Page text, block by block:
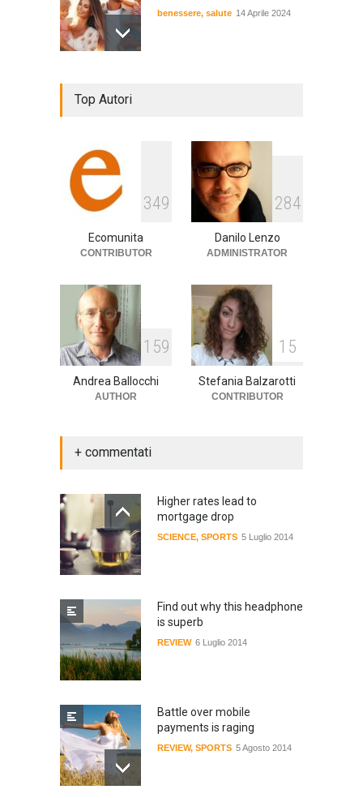
benessere, salute 14 Aprile 2024
E tu hai paura del buio?
cultura società 1 Aprile 2024
Top Autori
349
Ecomunita
CONTRIBUTOR
284
Danilo Lenzo
ADMINISTRATOR
159
Andrea Ballocchi
AUTHOR
15
Stefania Balzarotti
CONTRIBUTOR
+ commentati
Higher rates lead to
mortgage drop
SCIENCE, SPORTS 5 Luglio 2014
Find out why this headphone
is superb
REVIEW 6 Luglio 2014
Battle over mobile
payments is raging
REVIEW, SPORTS 5 Agosto 2014